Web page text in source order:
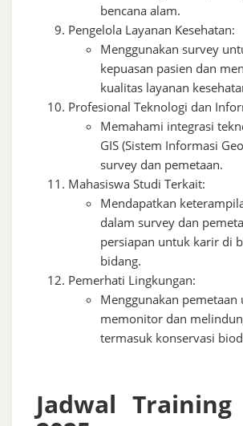
bencana alam.
Pengelola Layanan Kesehatan:
Menggunakan survey
kepuasan pasien dan
kualitas layanan
Profesional Teknologi dan
Memahami integrasi
GIS (Sistem Informasi
survey dan pemetaan.
Mahasiswa Studi Terkait:
Mendapatkan
dalam survey dan
persiapan untuk karir di
bidang.
Pemerhati Lingkungan:
Menggunakan pemetaan
memonitor dan
termasuk konservasi
Jadwal Training